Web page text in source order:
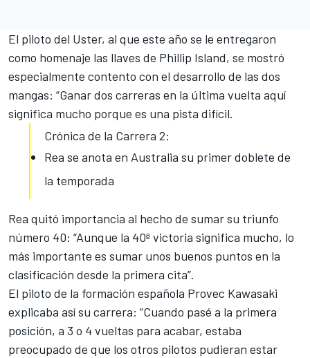
El piloto del Uster, al que este año se le entregaron
como homenaje las llaves de Phillip Island, se mostró
especialmente contento con el desarrollo de las dos
mangas: “Ganar dos carreras en la última vuelta aquí
significa mucho porque es una pista difícil.
Crónica de la Carrera 2:
Rea se anota en Australia su primer doblete de
la temporada
Rea quitó importancia al hecho de sumar su triunfo
número 40: “Aunque la 40ª victoria significa mucho, lo
más importante es sumar unos buenos puntos en la
clasificación desde la primera cita”.
El piloto de la formación española Provec Kawasaki
explicaba así su carrera: “Cuando pasé a la primera
posición, a 3 o 4 vueltas para acabar, estaba
preocupado de que los otros pilotos pudieran estar